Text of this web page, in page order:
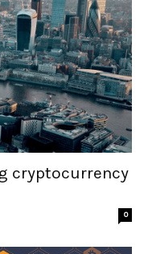
cryptocurrency
0